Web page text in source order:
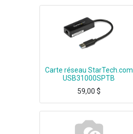
Carte réseau StarTech.com
USB31000SPTB
59,00 $